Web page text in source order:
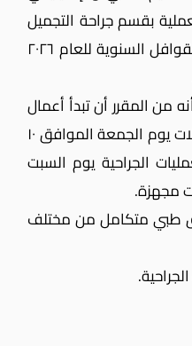
بقسم جراحة التجميل
، وذلك ضمن خطة القوافل السنوية للعام ٢٠٢٦
من المقرر أن تبدأ أعمال
الفحص والكشف الطبي للحالات يوم الجمعة الموافق ١٠
العمليات الجراحية يوم السبت
طبي متكامل من مختلف